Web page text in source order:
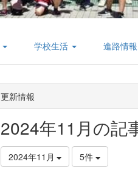
学校生活 進路情報
更新情報
2024年11月の記
2024年11月 5件